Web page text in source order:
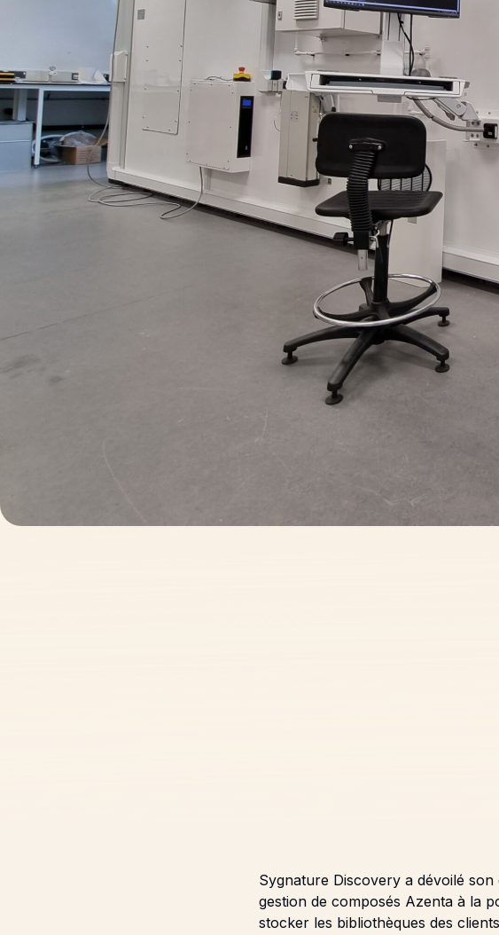
Sygnature Discovery a dévoilé
gestion de composés Azentaà la
stocker les bibliothèques des